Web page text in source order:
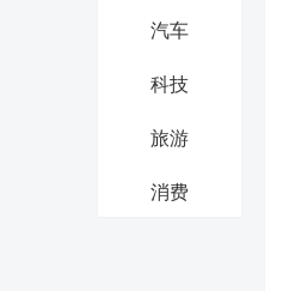
汽车
科技
旅游
消费